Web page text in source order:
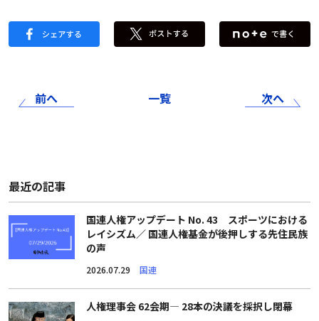
前へ 一覧 次へ
最近の記事
国連人権アップデート No. 43 スポーツにおける
レイシズム／ 国連人権基金が後押しする先住民族
の声
2026.07.29 国連
人権理事会 62会期― 28本の決議を採択し閉幕